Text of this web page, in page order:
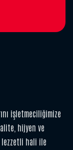
işletmeciliğimize
hijyen ve
lezzetli hali ile